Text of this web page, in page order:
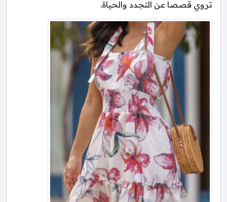
تروي قصصا عن التجدد والحياة.